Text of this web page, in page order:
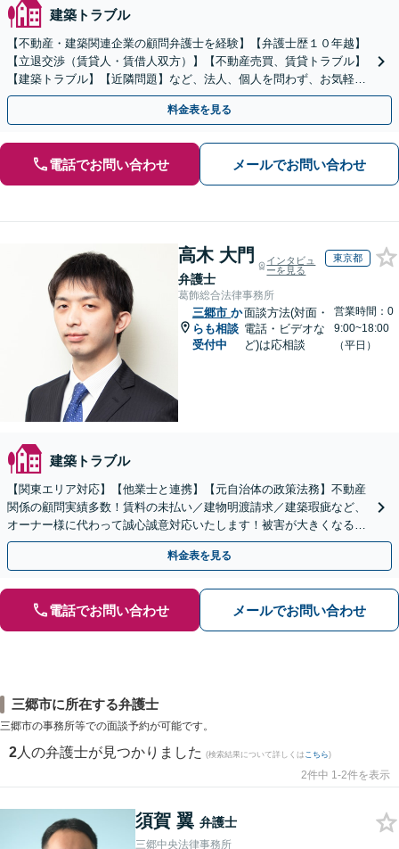
建築トラブル
【不動産・建築関連企業の顧問弁護士を経験】【弁護士歴１０年越】
【立退交渉（賃貸人・賃借人双方）】【不動産売買、賃貸トラブル】
【建築トラブル】【近隣問題】など、法人、個人を問わず、お気軽に
ご相談ください。
料金表を見る
電話でお問い合わせ メールでお問い合わせ
高木 大門
弁護士
インタビュ
ーを見る
東京都
葛飾総合法律事務所
三郷市 か
らも相談
受付中
面談方法(対面・
電話・ビデオな
ど)は応相談
営業時間：0
9:00~18:00
（平日）
建築トラブル
【関東エリア対応】【他業士と連携】【元自治体の政策法務】不動産
関係の顧問実績多数！賃料の未払い／建物明渡請求／建築瑕疵など、
オーナー様に代わって誠心誠意対応いたします！被害が大きくなる前
にご相談ください【初回来所相談30分無料】
料金表を見る
電話でお問い合わせ メールでお問い合わせ
三郷市に所在する弁護士
三郷市の事務所等での面談予約が可能です。
2 人の弁護士が見つかりました (検索結果について詳しくは こちら)
2件中 1-2件を表示
須賀 翼 弁護士
三郷中央法律事務所